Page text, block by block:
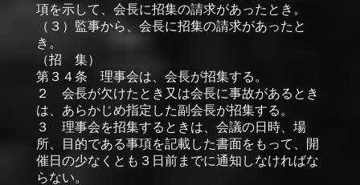
項を示して、会長に招集の請求があったとき。
（３）監事から、会長に招集の請求があったと
き。
（招 集）
第３４条 理事会は、会長が招集する。
２ 会長が欠けたとき又は会長に事故があるとき
は、あらかじめ指定した副会長が招集する。
３ 理事会を招集するときは、会議の日時、場
所、目的である事項を記載した書面をもって、開
催日の少なくとも３日前までに通知しなければな
らない。